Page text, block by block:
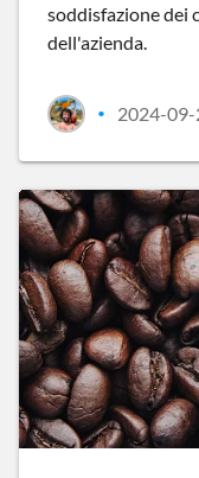
soddisfazione dei
dell'azienda.
• 2024-